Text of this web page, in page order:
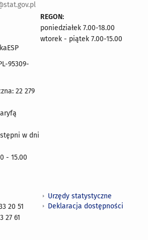
95309-
22 279
w dni
- 15.00
REGON:
poniedziałek 7.00-18.00
wtorek - piątek 7.00-15.00
20 51
27 61
Urzędy statystyczne
Deklaracja dostępności